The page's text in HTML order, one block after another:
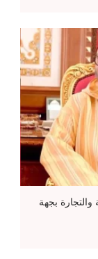
بجهة